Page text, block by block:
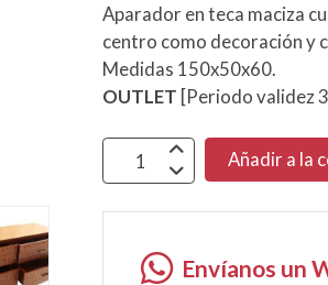
Aparador en teca maciza
centro como decoración y
Medidas 150x50x60.
OUTLET [Periodo validez
Añadir a la
Envíanos un